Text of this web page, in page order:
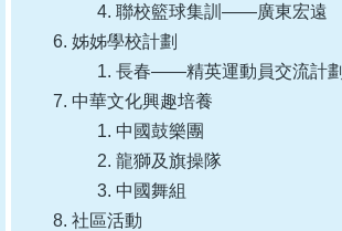
聯校籃球集訓——廣東宏遠
姊姊學校計劃
長春——精英運動員交流計劃
中華文化興趣培養
中國鼓樂團
龍獅及旗操隊
中國舞組
社區活動